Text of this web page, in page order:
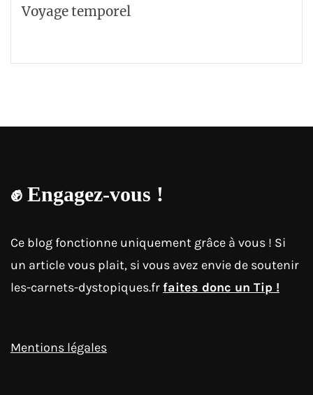
Voyage temporel
✊Engagez-vous !
Ce blog fonctionne uniquement grâce à vous ! Si
un article vous plait, si vous avez envie de soutenir
les-carnets-dystopiques.fr faites donc un Tip !
Mentions légales